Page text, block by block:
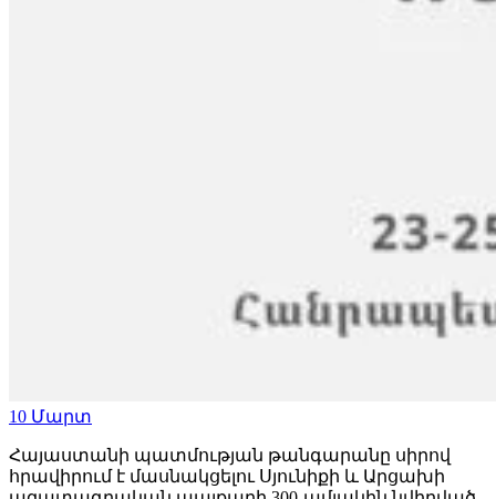
10 Մարտ
Հայաստանի պատմության թանգարանը սիրով
հրավիրում է մասնակցելու Սյունիքի և Արցախի